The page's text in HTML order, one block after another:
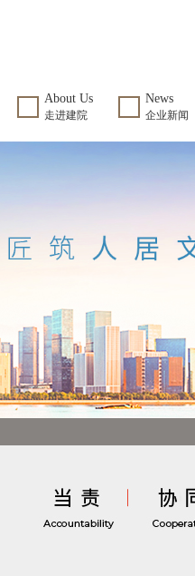
About Us
走进建院
News
企业新闻